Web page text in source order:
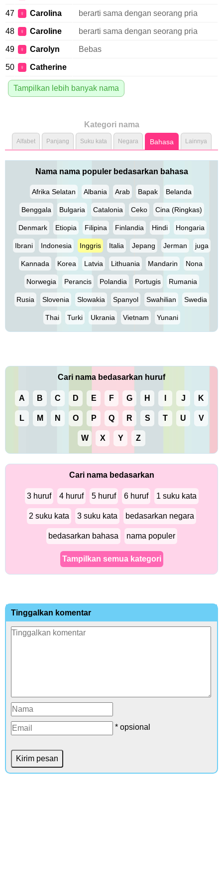
47 ♀ Carolina berarti sama dengan seorang pria
48 ♀ Caroline berarti sama dengan seorang pria
49 ♀ Carolyn Bebas
50 ♀ Catherine
Tampilkan lebih banyak nama
Kategori nama
Alfabet Panjang Suku kata Negara Bahasa Lainnya
Nama nama populer bedasarkan bahasa
Afrika Selatan Albania Arab Bapak Belanda
Benggala Bulgaria Catalonia Ceko Cina (Ringkas)
Denmark Etiopia Filipina Finlandia Hindi Hongaria
Ibrani Indonesia Inggris Italia Jepang Jerman juga
Kannada Korea Latvia Lithuania Mandarin Nona
Norwegia Perancis Polandia Portugis Rumania
Rusia Slovenia Slowakia Spanyol Swahilian Swedia
Thai Turki Ukrania Vietnam Yunani
Cari nama bedasarkan huruf
A B C D E F G H J K
L M N O P Q R S T U V
W X Y Z
Cari nama bedasarkan
3 huruf 4 huruf 5 huruf 6 huruf 1 suku kata
2 suku kata 3 suku kata bedasarkan negara
bedasarkan bahasa nama populer
Tampilkan semua kategori
Tinggalkan komentar
* opsional